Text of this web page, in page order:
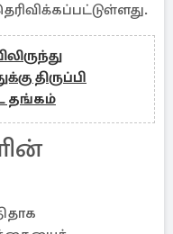
திருப்பி
தங்கம்